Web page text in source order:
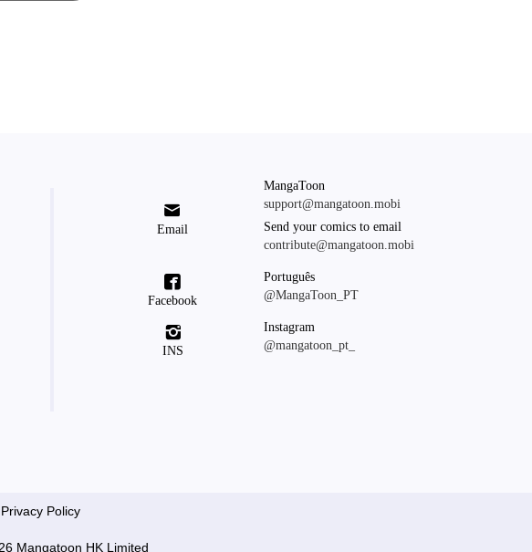

Email
MangaToon
support@mangatoon.mobi
Send your comics to email
contribute@mangatoon.mobi

Facebook
Português
@MangaToon_PT

INS
Instagram
@mangatoon_pt_
Privacy Policy
Mangatoon HK Limited